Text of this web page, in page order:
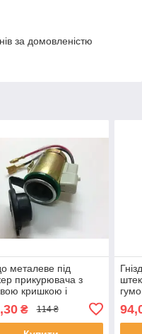
за домовленістю
металеве під
прикурювача з
кришкою і
AG-1018-1
₴ 114 ₴